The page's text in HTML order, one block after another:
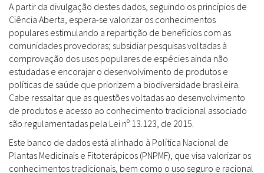
A partir da divulgação destes dados, seguindo os princípios de
Ciência Aberta, espera-se valorizar os conhecimentos
populares estimulando a repartição de benefícios com as
comunidades provedoras; subsidiar pesquisas voltadas à
comprovação dos usos populares de espécies ainda não
estudadas e encorajar o desenvolvimento de produtos e
políticas de saúde que priorizem a biodiversidade brasileira.
Cabe ressaltar que as questões voltadas ao desenvolvimento
de produtos e acesso ao conhecimento tradicional associado
são regulamentadas pela Lei nº 13.123, de 2015.
Este banco de dados está alinhado à Política Nacional de
Plantas Medicinais e Fitoterápicos (PNPMF), que visa valorizar os
conhecimentos tradicionais, bem como o uso seguro e racional